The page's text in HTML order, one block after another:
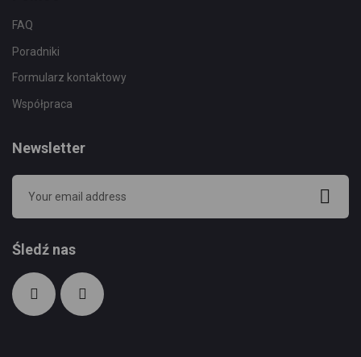
FAQ
Poradniki
Formularz kontaktowy
Współpraca
Newsletter
Śledź nas